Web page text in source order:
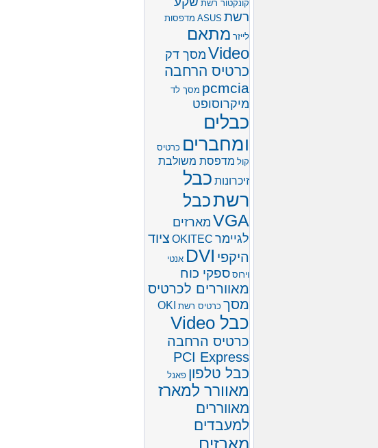
קונקטור רשת
רשת ASUS מדפסות
לייזר מתאם
Video מסך דק
כרטיס הרחבה
pcmcia מסך לד
מיקרוסופט
כבלים
ומחברים כרטיס
קול מדפסת משולבת
זיכרונות כבל
רשתכבל
VGA מארזים
לגיימר OKITEC ציוד
היקפי DVI אנטי
וירוס ספקי כוח
מאווררים לכרטיס
מסך כרטיס רשת OKI
כבל Video
כרטיס הרחבה
PCI Express
כבל טלפון פאנל
מאוורר למארז
מאווררים
למעבדים
מארזים